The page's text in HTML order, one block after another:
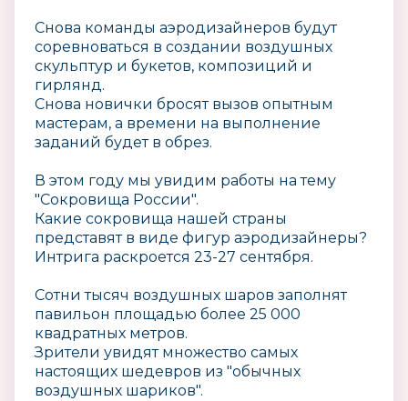
Снова команды аэродизайнеров будут
соревноваться в создании воздушных
скульптур и букетов, композиций и
гирлянд.
Снова новички бросят вызов опытным
мастерам, а времени на выполнение
заданий будет в обрез.
В этом году мы увидим работы на тему
"Сокровища России".
Какие сокровища нашей страны
представят в виде фигур аэродизайнеры?
Интрига раскроется 23-27 сентября.
Сотни тысяч воздушных шаров заполнят
павильон площадью более 25 000
квадратных метров.
Зрители увидят множество самых
настоящих шедевров из "обычных
воздушных шариков".